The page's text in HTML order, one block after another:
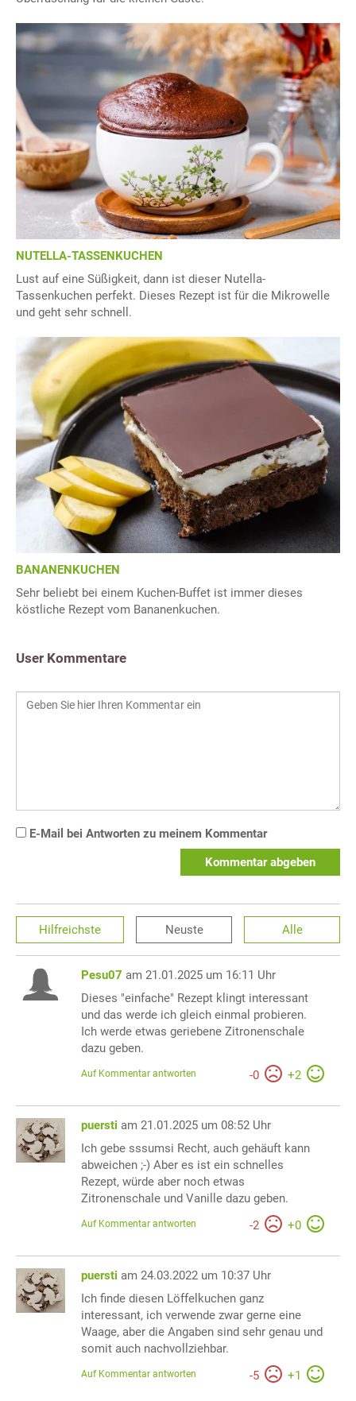
NUTELLA-TASSENKUCHEN
Lust auf eine Süßigkeit, dann ist dieser Nutella-
Tassenkuchen perfekt. Dieses Rezept ist für die Mikrowelle
und geht sehr schnell.
BANANENKUCHEN
Sehr beliebt bei einem Kuchen-Buffet ist immer dieses
köstliche Rezept vom Bananenkuchen.
User Kommentare
E-Mail bei Antworten zu meinem Kommentar
Kommentar abgeben
Hilfreichste Neuste Alle
Pesu07 am 21.01.2025 um 16:11 Uhr
Dieses "einfache" Rezept klingt interessant
und das werde ich gleich einmal probieren.
Ich werde etwas geriebene Zitronenschale
dazu geben.
-0 +2
Auf Kommentar antworten
puersti am 21.01.2025 um 08:52 Uhr
Ich gebe sssumsi Recht, auch gehäuft kann
abweichen ;-) Aber es ist ein schnelles
Rezept, würde aber noch etwas
Zitronenschale und Vanille dazu geben.
-2 +0
Auf Kommentar antworten
puersti am 24.03.2022 um 10:37 Uhr
Ich finde diesen Löffelkuchen ganz
interessant, ich verwende zwar gerne eine
Waage, aber die Angaben sind sehr genau und
somit auch nachvollziehbar.
-5 +1
Auf Kommentar antworten